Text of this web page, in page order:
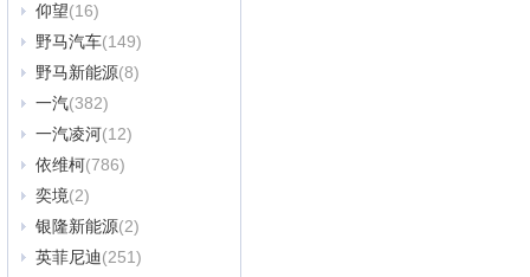
仰望(16)
野马汽车(149)
野马新能源(8)
一汽(382)
一汽凌河(12)
依维柯(786)
奕境(2)
银隆新能源(2)
英菲尼迪(251)